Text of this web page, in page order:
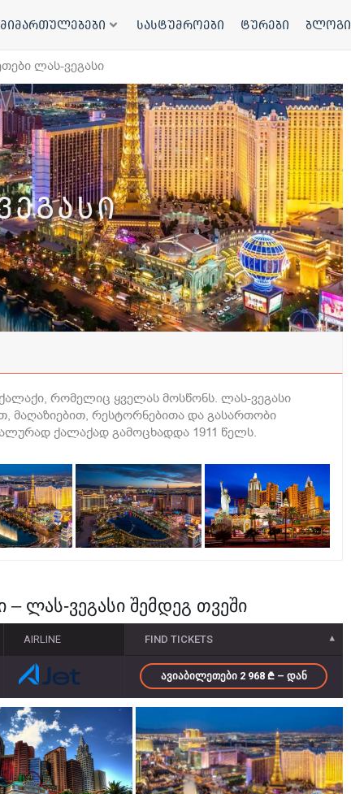
მიმართულებები სასტუმროები ტურები ბლოგი
ლას-ვეგასი
რომელიც ყველას მოსწონს. ლას-ვეგასი
მაღაზიებით, რესტორნებითა და გასართობი
ქალაქად გამოცხადდა 1911 წელს.
ლას-ვეგასი შემდეგ თვეში
AIRLINE FIND TICKETS
ᲐᲕᲘᲐᲑᲘᲚᲔᲗᲔᲑᲘ 2 968 – ᲓᲐᲜ